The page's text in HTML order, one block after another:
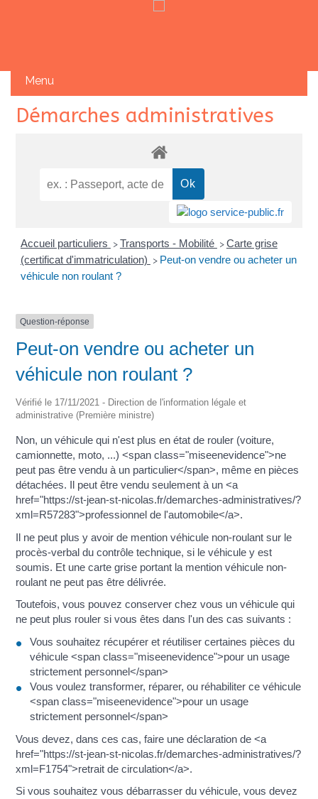
SkipDémarches administratives
Accueil particuliers > Transports - Mobilité > Carte grise
(certificat d'immatriculation) > Peut-on vendre ou acheter un
véhicule non roulant ?
Question-réponse
Peut-on vendre ou acheter un
véhicule non roulant ?
Vérifié le 17/11/2021 - Direction de l'information légale et
administrative (Première ministre)
Non, un véhicule qui n'est plus en état de rouler (voiture,
camionnette, moto, ...) <span class="miseenevidence">ne
peut pas être vendu à un particulier</span>, même en pièces
détachées. Il peut être vendu seulement à un <a
href="https://st-jean-st-nicolas.fr/demarches-administratives/?
xml=R57283">professionnel de l'automobile</a>.
Il ne peut plus y avoir de mention véhicule non-roulant sur le
procès-verbal du contrôle technique, si le véhicule y est
soumis. Et une carte grise portant la mention véhicule non-
roulant ne peut pas être délivrée.
Toutefois, vous pouvez conserver chez vous un véhicule qui
ne peut plus rouler si vous êtes dans l'un des cas suivants :
Vous souhaitez récupérer et réutiliser certaines pièces du
véhicule <span class="miseenevidence">pour un usage
strictement personnel</span>
Vous voulez transformer, réparer, ou réhabiliter ce véhicule
<span class="miseenevidence">pour un usage
strictement personnel</span>
Vous devez, dans ces cas, faire une déclaration de <a
href="https://st-jean-st-nicolas.fr/demarches-administratives/?
xml=F1754">retrait de circulation</a>.
Si vous souhaitez vous débarrasser du véhicule, vous devez